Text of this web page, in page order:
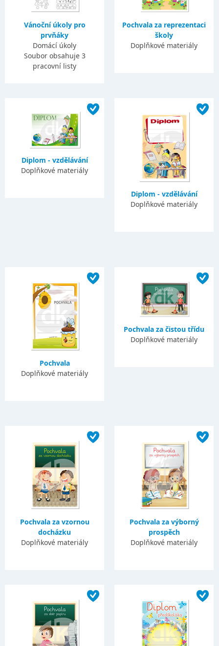
Vánoční úkoly pro
prvňáky
Domácí úkoly
Soubor obsahuje 3
pracovní listy
Pochvala za reprezentaci
školy
Doplňkové materiály
Diplom - vzdělávání
Doplňkové materiály
Diplom - vzdělávání
Doplňkové materiály
Pochvala
Doplňkové materiály
Pochvala za čistou třídu
Doplňkové materiály
Pochvala za vzornou
docházku
Doplňkové materiály
Pochvala za výborný
prospěch
Doplňkové materiály